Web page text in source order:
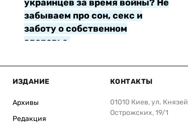
украинцев за время войны? Не
забываем про сон, секс и
заботу о собственном
здоровье
ИЗДАНИЕ
Архивы
Редакция
КОНТАКТЫ
01010 Киев, ул. Князей
Острожских, 19/1